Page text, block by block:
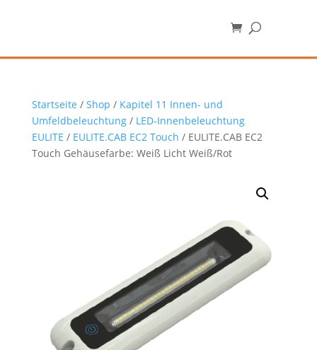
Startseite / Shop / Kapitel 11 Innen- und
Umfeldbeleuchtung/ LED-Innenbeleuchtung
EULITE / EULITE.CAB EC2 Touch / EULITE.CAB EC2
Touch Gehäusefarbe: Weiß Licht Weiß/Rot